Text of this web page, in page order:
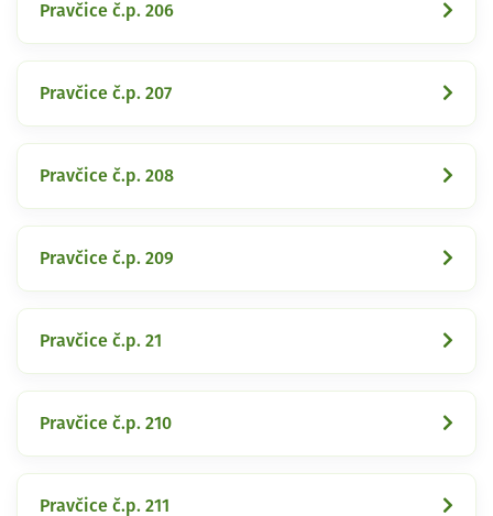
Pravčice č.p. 206
Pravčice č.p. 207
Pravčice č.p. 208
Pravčice č.p. 209
Pravčice č.p. 21
Pravčice č.p. 210
Pravčice č.p. 211